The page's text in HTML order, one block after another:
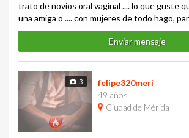
trato de novios oral vaginal .... lo que guste
una amiga o .... con mujeres de todo hago,
Enviar mensaje
3
felipe320meri
49 años
Ciudad de Mérida